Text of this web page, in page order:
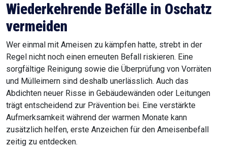
Wiederkehrende Befälle in Oschatz
vermeiden
Wer einmal mit Ameisen zu kämpfen hatte, strebt in der
Regel nicht noch einen erneuten Befall riskieren. Eine
sorgfältige Reinigung sowie die Überprüfung von Vorräten
und Mülleimern sind deshalb unerlässlich. Auch das
Abdichten neuer Risse in Gebäudewänden oder Leitungen
trägt entscheidend zur Prävention bei. Eine verstärkte
Aufmerksamkeit während der warmen Monate kann
zusätzlich helfen, erste Anzeichen für den Ameisenbefall
zeitig zu entdecken.